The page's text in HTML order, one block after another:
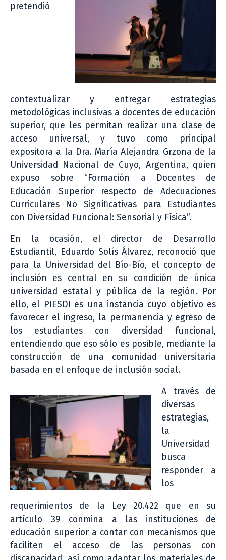
pretendió
contextualizar y entregar estrategias
metodológicas inclusivas a docentes de educación
superior, que les permitan realizar una clase de
acceso universal, y tuvo como principal
expositora a la Dra. María Alejandra Grzona de la
Universidad Nacional de Cuyo, Argentina, quien
expuso sobre “Formación a Docentes de
Educación Superior respecto de Adecuaciones
Curriculares No Significativas para Estudiantes
con Diversidad Funcional: Sensorial y Física”.
En la ocasión, el director de Desarrollo
Estudiantil, Eduardo Solís Álvarez, reconoció que
para la Universidad del Bío-Bío, el concepto de
inclusión es central en su condición de única
universidad estatal y pública de la región. Por
ello, el PIESDI es una instancia cuyo objetivo es
favorecer el ingreso, la permanencia y egreso de
los estudiantes con diversidad funcional,
entendiendo que eso sólo es posible, mediante la
construcción de una comunidad universitaria
basada en el enfoque de inclusión social.
A través de
diversas
estrategias,
la
Universidad
busca
responder a
los
requerimientos de la Ley 20.422 que en su
artículo 39 conmina a las instituciones de
educación superior a contar con mecanismos que
faciliten el acceso de las personas con